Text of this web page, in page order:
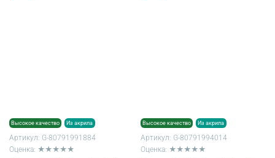
Высокое качество Из акрила
Артикул: G-80791991884
Оценка: ★★★★★
Высокое качество Из акрила
Артикул: G-80791994014
Оценка: ★★★★★